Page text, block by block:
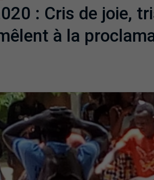
: Cris de joie,
à la